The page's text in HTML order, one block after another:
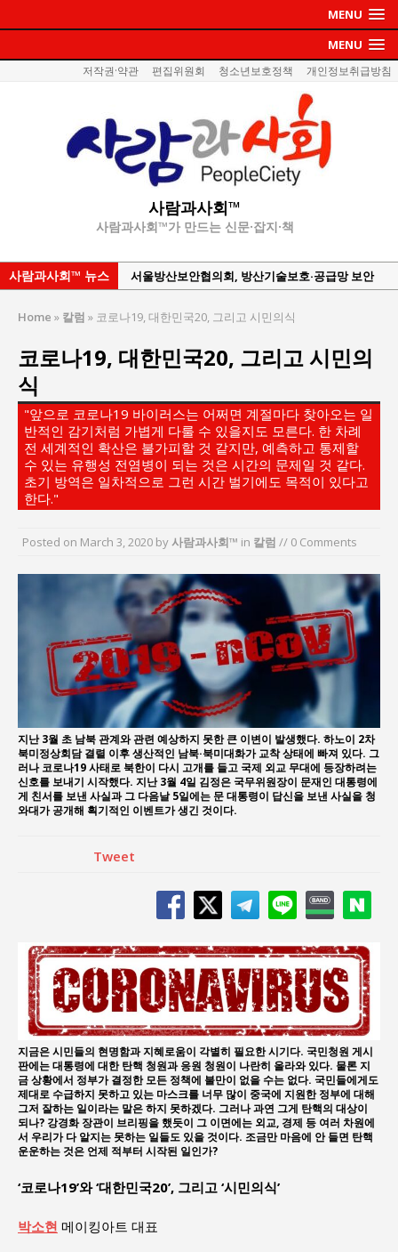
MENU
MENU
저작권·약관 편집위원회 청소년보호정책 개인정보취급방침
사람과사회™
사람과사회™가 만드는 신문·잡지·책
사람과사회™ 뉴스
서울방산보안협의회, 방산기술보호·공급망 보안
서효석 충청향우회중앙회 총재 취임 논란 확산
“7월 1일 의장 선출은 ‘위법’이다”
현”
김종대, “현대전, 강한 군대도 약해질 수 있다”
이홍원 작가, 생활문화상품 4종 판매
한국지방재정공제회, 2026년 정기 승진 인사 발표
Home » 칼럼 » 코로나19, 대한민국20, 그리고 시민의식
코로나19, 대한민국20, 그리고 시민의
식
"앞으로 코로나19 바이러스는 어쩌면 계절마다 찾아오는 일
반적인 감기처럼 가볍게 다룰 수 있을지도 모른다. 한 차례
전 세계적인 확산은 불가피할 것 같지만, 예측하고 통제할
수 있는 유행성 전염병이 되는 것은 시간의 문제일 것 같다.
초기 방역은 일차적으로 그런 시간 벌기에도 목적이 있다고
한다."
Posted on March 3, 2020 by사람과사회™ in 칼럼 // 0 Comments
지난 3월 초 남북 관계와 관련 예상하지 못한 큰 이변이 발생했다. 하노이 2차
북미정상회담 결렬 이후 생산적인 남북·북미대화가 교착 상태에 빠져 있다. 그
러나 코로나19 사태로 북한이 다시 고개를 들고 국제 외교 무대에 등장하려는
신호를 보내기 시작했다. 지난 3월 4일 김정은 국무위원장이 문재인 대통령에
게 친서를 보낸 사실과 그 다음날 5일에는 문 대통령이 답신을 보낸 사실을 청
와대가 공개해 획기적인 이벤트가 생긴 것이다.
Tweet
지금은 시민들의 현명함과 지혜로움이 각별히 필요한 시기다. 국민청원 게시
판에는 대통령에 대한 탄핵 청원과 응원 청원이 나란히 올라와 있다. 물론 지
금 상황에서 정부가 결정한 모든 정책에 불만이 없을 수는 없다. 국민들에게도
제대로 수급하지 못하고 있는 마스크를 너무 많이 중국에 지원한 정부에 대해
그저 잘하는 일이라는 말은 하지 못하겠다. 그러나 과연 그게 탄핵의 대상이
되나? 강경화 장관이 브리핑을 했듯이 그 이면에는 외교, 경제 등 여러 차원에
서 우리가 다 알지는 못하는 일들도 있을 것이다. 조금만 마음에 안 들면 탄핵
운운하는 것은 언제 적부터 시작된 일인가?
‘코로나19’와 ‘대한민국20’, 그리고 ‘시민의식’
박소현 메이킹아트 대표